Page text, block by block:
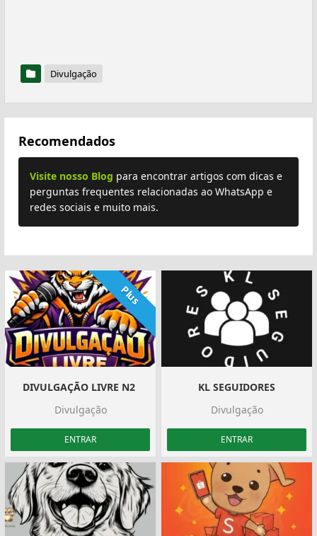
Divulgação
Recomendados
Visite nosso Blog para encontrar artigos com dicas e
perguntas frequentes relacionadas ao WhatsApp e
redes sociais e muito mais.
Plus
DIVULGAÇÃO LIVRE N2 ‍️
Divulgação
ENTRAR
KL SEGUIDORES
Divulgação
ENTRAR